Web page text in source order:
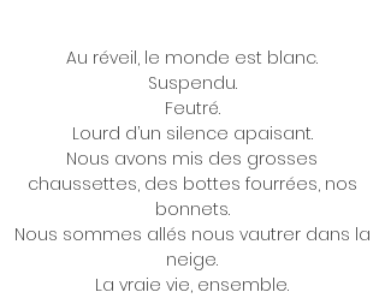
Au réveil, le monde est blanc.
Suspendu.
Feutré.
Lourd d’un silence apaisant.
Nous avons mis des grosses
chaussettes, des bottes fourrées, nos
bonnets.
Nous sommes allés nous vautrer dans la
neige.
La vraie vie, ensemble.